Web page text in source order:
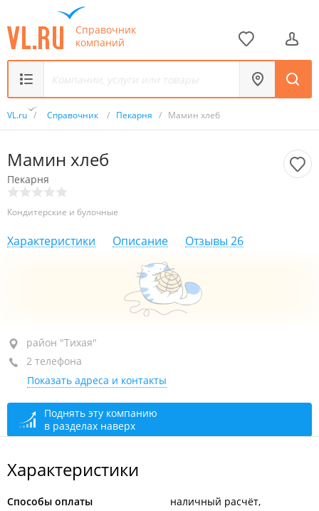
Справочник
компаний
VL.ru / Справочник / Пекарня / Мамин хлеб
Мамин хлеб
Пекарня
Кондитерские и булочные
Характеристики Описание Отзывы 26
район "Тихая", ул. Добровольского, 5А
+7 924 238-69-36
+7 914 791-70-27
открыто: 09:00–20:00
район "Тихая"
2 телефона
Показать адреса и контакты
Поднять эту компанию
в разделах наверх
Характеристики
Способы оплаты
наличный расчёт